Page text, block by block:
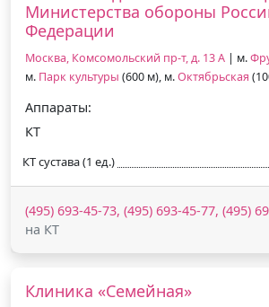
Министерства обороны
Федерации
Москва, Комсомольский пр-т, д. 13 А | м.
м. Парк культуры (600 м), м.Октябрьская
Аппараты:
КТ
КТ сустава (1 ед.)
(495) 693-45-73, (495) 693-45-77, (495)
на КТ
Клиника «Семейная»